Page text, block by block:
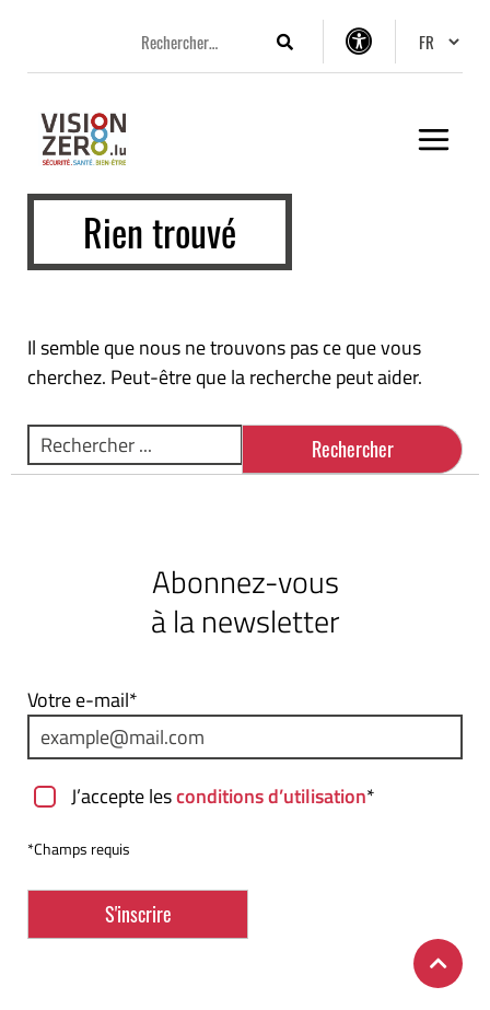
menu
contenu
pied
Rechercher
Options
Rien trouvé
Il semble que nous ne trouvons pas ce que vous
cherchez. Peut-être que la recherche peut aider.
Rechercher
Abonnez-vous
à la newsletter
Votre e-mail*
J’accepte lesconditions d’utilisation*
*Champs requis